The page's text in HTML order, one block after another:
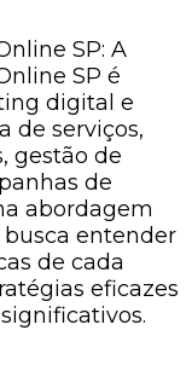
SP: A
SP é
digital e
de serviços,
gestão de
de
abordagem
entender
de cada
eficazes